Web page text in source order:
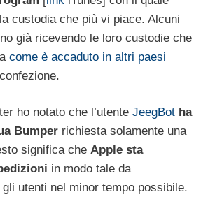
custodia che più vi piace. Alcuni
già ricevendo le loro custodie che
come è accaduto in altri paesi
ho notato che l’utente JeegBot ha
Bumper richiesta solamente una
significa che Apple sta
in modo tale da
utenti nel minor tempo possibile.